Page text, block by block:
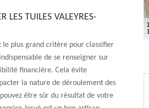
LES TUILES VALEYRES-
le plus grand critère pour classifier
de se renseigner sur
financière. Cela évite
la nature de déroulement des
être sûr du résultat de votre